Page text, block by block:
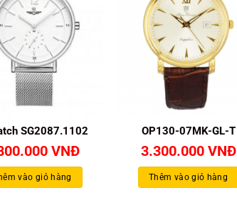
SG2087.1102
VNĐ
vào giỏ hàng
OP130-07MK-GL-T
3.300.000 VNĐ
Thêm vào giỏ hàng